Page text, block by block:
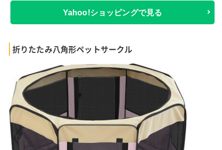
Yahoo!ショッピングで見る
折りたたみ八角形ペットサークル